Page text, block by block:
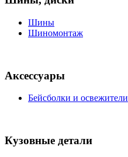
Шины
Шиномонтаж
Аксессуары
Бейсболки и освежители
Кузовные детали